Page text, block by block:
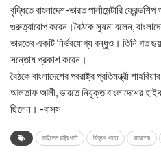
বৃদ্ধিতে বাংলাদেশ-ভারত পার্লামেন্টারি
গুরুত্বারোপ করেন।বৈঠকে সুষমা বলেন,
ভারতের একটি নির্ভরযোগ্য বন্ধুও। তিনি গত ছয়
সন্তোষ প্রকাশ করেন।
বৈঠকে বাংলাদেশের পররাষ্ট্র প্রতিমন্ত্রী
আলতাফ আলী, ভারতে নিযুক্ত বাংলাদেশের
ছিলেন। -বাসস
চাইলেন রাষ্ট্রপতি বিদ্যুৎ খাতে ভারতের